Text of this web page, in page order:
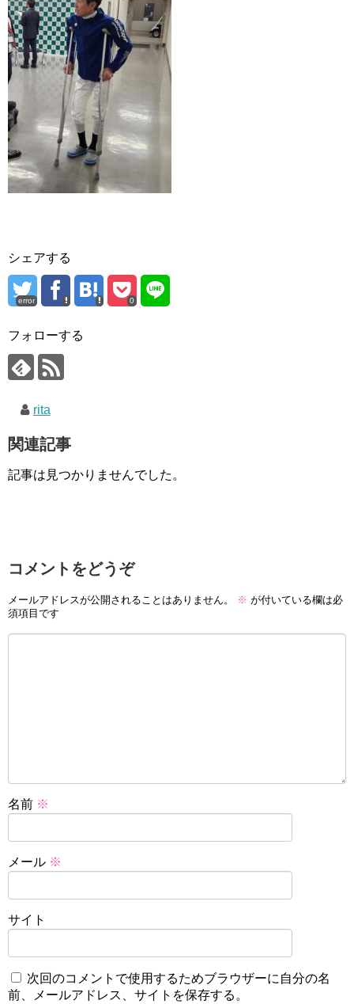
シェアする
error 0
フォローする
rita
関連記事
記事は見つかりませんでした。
コメントをどうぞ
メールアドレスが公開されることはありません。 ※ が付いている欄は必
須項目です
名前 ※
メール ※
サイト
次回のコメントで使用するためブラウザーに自分の名
前、メールアドレス、サイトを保存する。